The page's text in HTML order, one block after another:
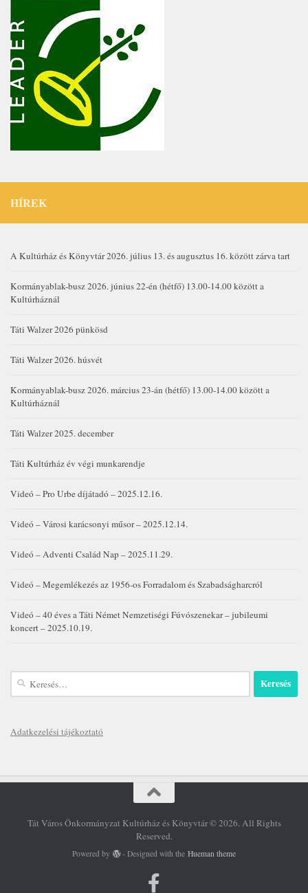
HÍREK
A Kultúrház és Könyvtár 2026. július 13. és augusztus 16. között zárva tart
Kormányablak-busz 2026. június 22-én (hétfő) 13.00-14.00 között a
Kultúrháznál
Táti Walzer 2026 pünkösd
Táti Walzer 2026. húsvét
Kormányablak-busz 2026. március 23-án (hétfő) 13.00-14.00 között a
Kultúrháznál
Táti Walzer 2025. december
Táti Kultúrház év végi munkarendje
Videó – Pro Urbe díjátadó – 2025.12.16.
Videó – Városi karácsonyi műsor – 2025.12.14.
Videó – Adventi Család Nap – 2025.11.29.
Videó – Megemlékezés az 1956-os Forradalom és Szabadságharcról
Videó – 40 éves a Táti Német Nemzetiségi Fúvószenekar – jubileumi
koncert – 2025.10.19.
Keresés:
Adatkezelési tájékoztató
Tát Város Önkormányzat Kultúrház és Könyvtár © 2026. All Rights
Reserved.
Powered by - Designed with theHueman theme